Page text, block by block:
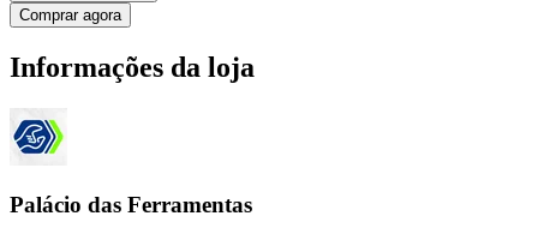
Comprar agora
Informações da loja
Palácio das Ferramentas